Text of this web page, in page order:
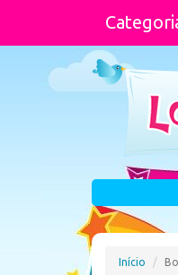
Início